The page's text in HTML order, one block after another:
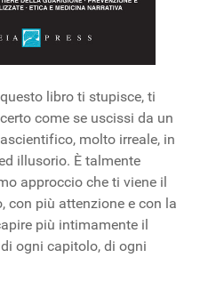
libro ti stupisce, ti
come se uscissi da un
molto irreale, in
illusorio. È talmente
approccio che ti viene il
con più attenzione e con la
più intimamente il
ogni capitolo, di ogni